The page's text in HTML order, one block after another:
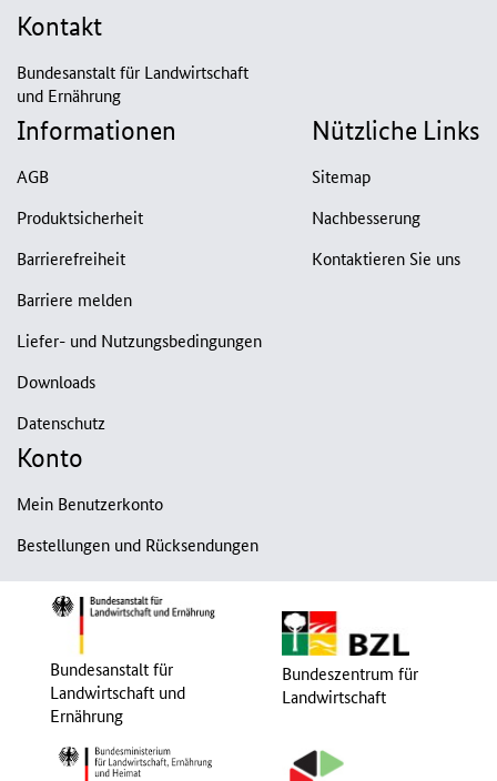
Kontakt
Bundesanstalt für Landwirtschaft
und Ernährung
Informationen
AGB
Produktsicherheit
Barrierefreiheit
Barriere melden
Liefer- und Nutzungsbedingungen
Downloads
Datenschutz
Nützliche Links
Sitemap
Nachbesserung
Kontaktieren Sie uns
Konto
Mein Benutzerkonto
Bestellungen und Rücksendungen
Bundesanstalt für
Landwirtschaft und
Ernährung
Bundeszentrum für
Landwirtschaft